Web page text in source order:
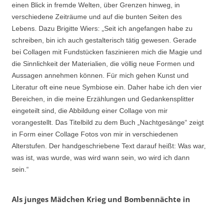
einen Blick in fremde Welten, über Grenzen hinweg, in
verschiedene Zeiträume und auf die bunten Seiten des
Lebens. Dazu Brigitte Wiers: „Seit ich angefangen habe zu
schreiben, bin ich auch gestalterisch tätig gewesen. Gerade
bei Collagen mit Fundstücken faszinieren mich die Magie und
die Sinnlichkeit der Materialien, die völlig neue Formen und
Aussagen annehmen können. Für mich gehen Kunst und
Literatur oft eine neue Symbiose ein. Daher habe ich den vier
Bereichen, in die meine Erzählungen und Gedankensplitter
eingeteilt sind, die Abbildung einer Collage von mir
vorangestellt. Das Titelbild zu dem Buch „Nachtgesänge“ zeigt
in Form einer Collage Fotos von mir in verschiedenen
Alterstufen. Der handgeschriebene Text darauf heißt: Was war,
was ist, was wurde, was wird wann sein, wo wird ich dann
sein.“
Als junges Mädchen Krieg und Bombennächte in